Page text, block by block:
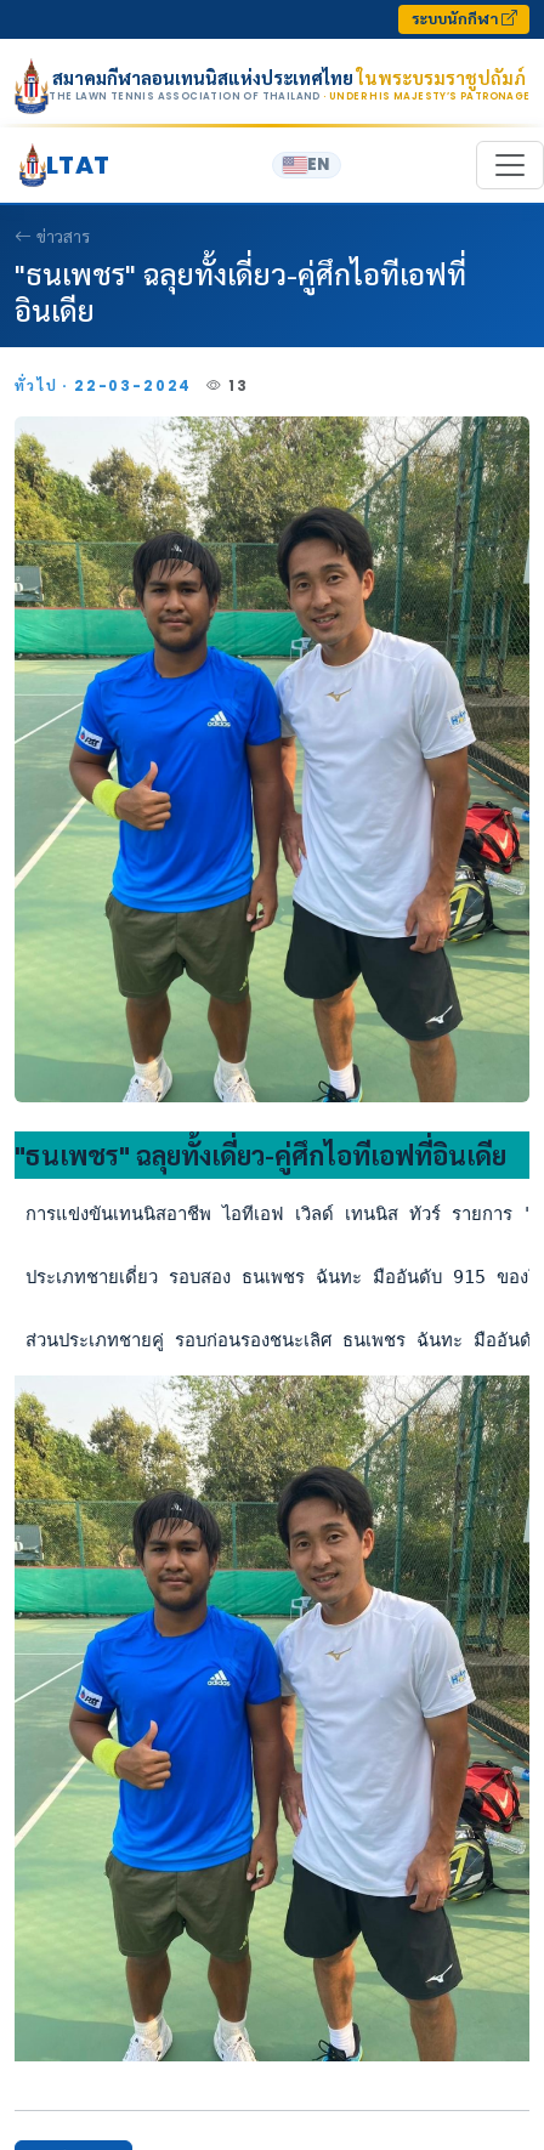
ระบบนักกีฬา
สมาคมกีฬาลอนเทนนิสแห่งประเทศไทยในพระบรมราชูปถัมภ์
THE LAWN TENNIS ASSOCIATION OF THAILAND · UNDER HIS MAJESTY’S PATRONAGE
LTAT EN
ข่าวสาร
"ธนเพชร" ฉลุยทั้งเดี่ยว-คู่ศึกไอทีเอฟที่
อินเดีย
ทั่วไป · 22-03-2024 13
"ธนเพชร" ฉลุยทั้งเดี่ยว-คู่ศึกไอทีเอฟที่อินเดีย
การแข่งขันเทนนิสอาชีพ ไอทีเอฟ เวิลด์ เทนนิส ทัวร์ รายการ
ประเภทชายเดี่ยว รอบสอง ธนเพชร ฉันทะ มืออันดับ 915 ขอ
ส่วนประเภทชายคู่ รอบก่อนรองชนะเลิศ ธนเพชร ฉันทะ มืออัน